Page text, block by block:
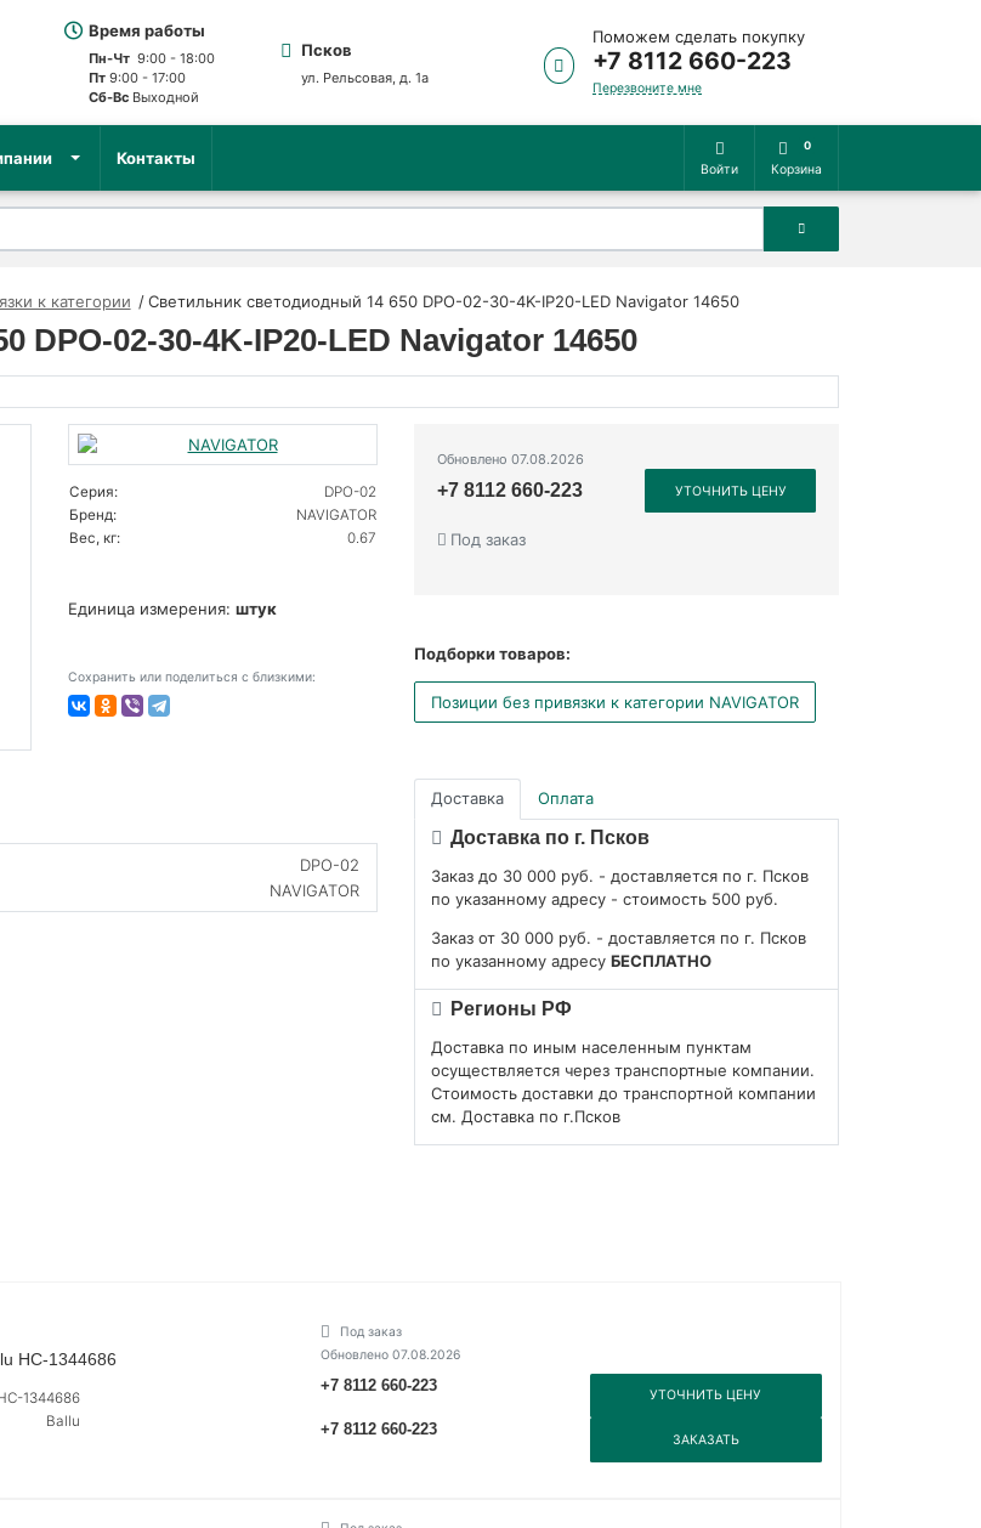
Время работы
Пн-Чт9:00 - 18:00
Пт9:00 - 17:00
Сб-ВсВыходной
Псков
ул. Рельсовая, д. 1а
Поможем сделать покупку
+7 8112 660-223
Перезвоните мне
Контакты
Войти
0
Корзина
к категории Светильник светодиодный 14 650 DPO-02-30-4K-IP20-LED Navigator 14650
DPO-02-30-4K-IP20-LED Navigator 14650
Серия:
DPO-02
Бренд:
NAVIGATOR
Вес, кг:
0.67
Единица измерения: штук
Сохранить или поделиться с близкими:
Обновлено 07.08.2026
+7 8112 660-223 УТОЧНИТЬ ЦЕНУ
Под заказ
Подборки товаров:
Позиции без привязки к категории NAVIGATOR
Доставка Оплата
Доставка по г. Псков
Заказ до 30 000 руб. - доставляется по г. Псков
по указанному адресу - стоимость 500 руб.
Заказ от 30 000 руб. - доставляется по г. Псков
по указанному адресу БЕСПЛАТНО
Регионы РФ
Доставка по иным населенным пунктам
осуществляется через транспортные компании.
Стоимость доставки до транспортной компании
см. Доставка по г.Псков
DPO-02
NAVIGATOR
НС-1344686
1344686
Ballu
Под заказ
Обновлено 07.08.2026
+7 8112 660-223
УТОЧНИТЬ ЦЕНУ
+7 8112 660-223
ЗАКАЗАТЬ